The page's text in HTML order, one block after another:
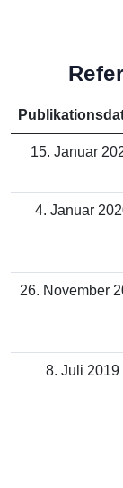
15. Januar
4. Januar
26. November
8. Juli 2019